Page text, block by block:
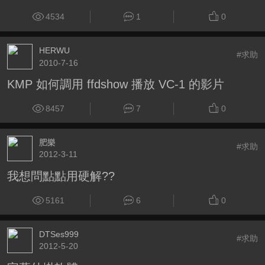
4534 1 0
HERWU
2010-7-16
#求助
KMP 如何調用 ffdshow 播放 VC-1 的影片
8457 7 0
肥樂
2012-3-11
#求助
我想問點點用硬解??
5161 6 0
DTSes999
2012-5-20
#求助